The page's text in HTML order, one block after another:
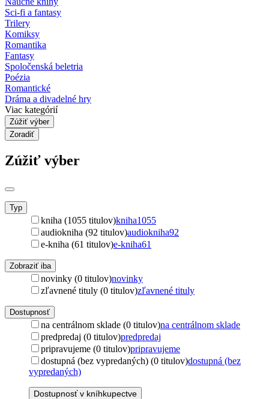
Sci-fi a fantasy
Trilery
Komiksy
Romantika
Fantasy
Spoločenská beletria
Poézia
Romantické
Dráma a divadelné hry
Viac kategórií
Zúžiť výber
Zoradiť
Zúžiť výber
Typ
kniha (1055 titulov)kniha1055
audiokniha (92 titulov)audiokniha92
e-kniha (61 titulov)e-kniha61
Zobraziť iba
novinky (0 titulov)novinky
zľavnené tituly (0 titulov)zľavnené tituly
Dostupnosť
na centrálnom sklade (0 titulov)na centrálnom sklade
predpredaj (0 titulov)predpredaj
pripravujeme (0 titulov)pripravujeme
dostupná (bez vypredaných) (0 titulov)dostupná (bez
vypredaných)
Dostupnosť v kníhkupectve